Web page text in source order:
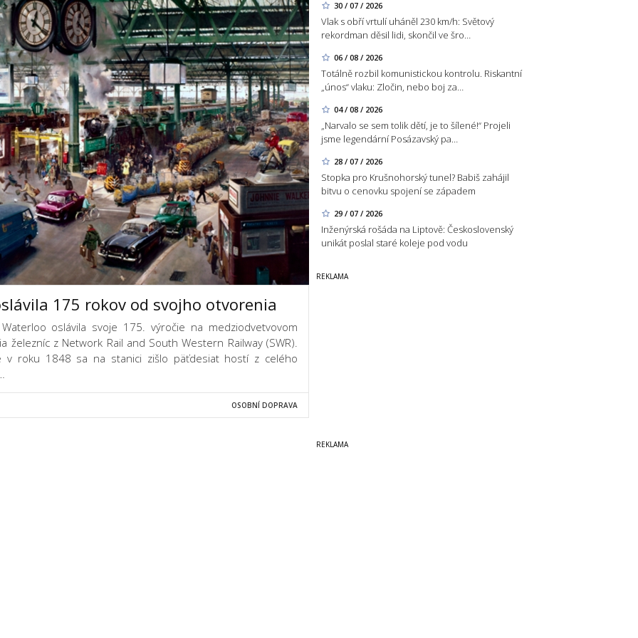
30 / 07 / 2026
Vlak s obří vrtulí uháněl 230 km/h: Světový
rekordman děsil lidi, skončil ve šro…
06 / 08 / 2026
Totálně rozbil komunistickou kontrolu. Riskantní
„únos“ vlaku: Zločin, nebo boj za…
04 / 08 / 2026
„Narvalo se sem tolik dětí, je to šílené!“ Projeli
jsme legendární Posázavský pa…
28 / 07 / 2026
Stopka pro Krušnohorský tunel? Babiš zahájil
bitvu o cenovku spojení se západem
29 / 07 / 2026
Inženýrská rošáda na Liptově: Československý
unikát poslal staré koleje pod vodu
175 rokov od svojho otvorenia
oslávila svoje 175. výročie na medziodvetvovom
z Network Rail and South Western Railway (SWR).
v roku 1848 sa na stanici zišlo päťdesiat hostí z celého
OSOBNÍ DOPRAVA